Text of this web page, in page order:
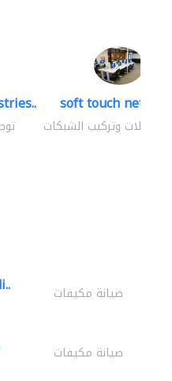
soft touch
الكابلات وتركيب الشبكات
صيانة مكيفات
صيانة مكيفات